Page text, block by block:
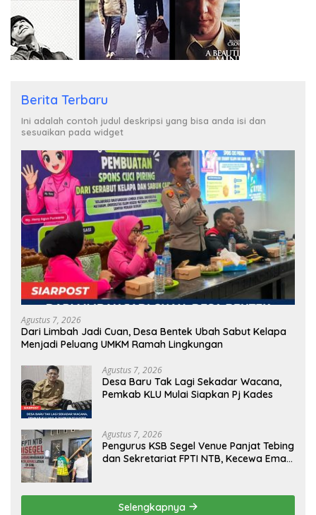
Berita Terbaru
Ini adalah contoh judul deskripsi yang bisa anda isi dan
sesuaikan pada widget
Agustus 7, 2026
Dari Limbah Jadi Cuan, Desa Bentek Ubah Sabut Kelapa
Menjadi Peluang UMKM Ramah Lingkungan
Agustus 7, 2026
Desa Baru Tak Lagi Sekadar Wacana,
Pemkab KLU Mulai Siapkan Pj Kades
Agustus 7, 2026
Pengurus KSB Segel Venue Panjat Tebing
dan Sekretariat FPTI NTB, Kecewa Emas
Selengkapnya